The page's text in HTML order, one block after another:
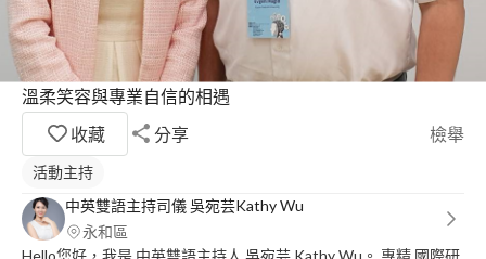
溫柔笑容與專業自信的相遇
收藏
分享 檢舉
活動主持
中英雙語主持司儀 吳宛芸Kathy Wu
永和區
Hello您好，我是 中英雙語主持人 吳宛芸 Kathy Wu。 專精 國際研